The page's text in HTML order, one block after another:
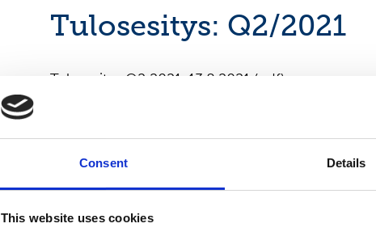
Consent Details
This website uses cookies
Tulosesitys: Q2/2021
Tulosesitys Q2 2021, 13.8.2021 (pdf)